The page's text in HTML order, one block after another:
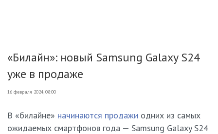
«Билайн»: новый Samsung Galaxy S24
уже в продаже
16 февраля 2024, 08:00
В «билайне» начинаются продажи одних из самых
ожидаемых смартфонов года — Samsung Galaxy S24